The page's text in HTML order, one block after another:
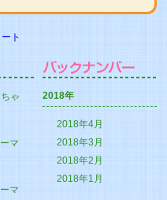
ト
ゃ
マ
マ
2018年
2018年4月
2018年3月
2018年2月
2018年1月